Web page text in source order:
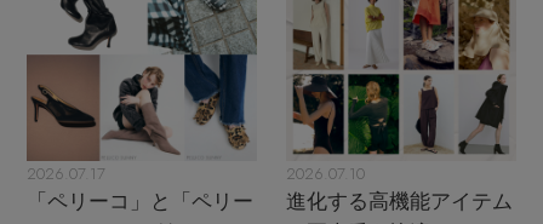
2026.07.17
「ペリーコ」と「ペリー
2026.07.10
進化する高機能アイテム